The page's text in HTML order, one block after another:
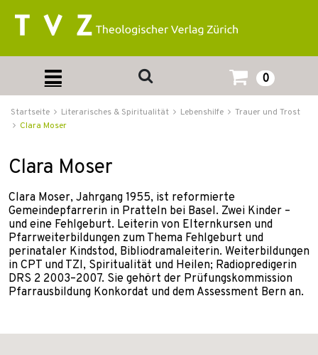
0
Startseite Literarisches & Spiritualität Lebenshilfe
Trauer und Trost
Clara Moser
Clara Moser
Clara Moser, Jahrgang 1955, ist reformierte
Gemeindepfarrerin in Pratteln bei Basel. Zwei Kinder –
und eine Fehlgeburt. Leiterin von Elternkursen und
Pfarrweiterbildungen zum Thema Fehlgeburt und
perinataler Kindstod, Bibliodramaleiterin. Weiterbildungen
in CPT und TZI, Spiritualität und Heilen; Radiopredigerin
DRS 2 2003–2007. Sie gehört der Prüfungskommission
Pfarrausbildung Konkordat und dem Assessment Bern an.